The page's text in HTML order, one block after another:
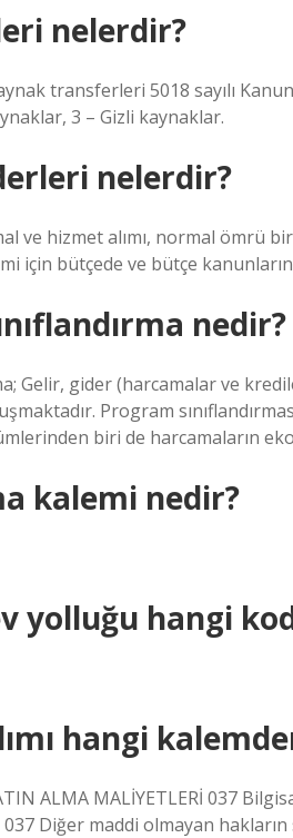
nelerdir?
transferleri 5018 sayılı
3 – Gizli kaynaklar.
nelerdir?
ve hizmet alımı, normal ömrü
için bütçede ve bütçe
nedir?
Gelir, gider (harcamalar ve
Program
biri de harcamaların
kalemi nedir?
yolluğu hangi
hangi
ALMA MALİYETLERİ 037
Diğer maddi olmayan